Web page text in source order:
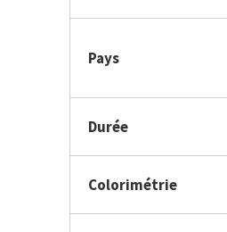
Pays
Durée
Colorimétrie